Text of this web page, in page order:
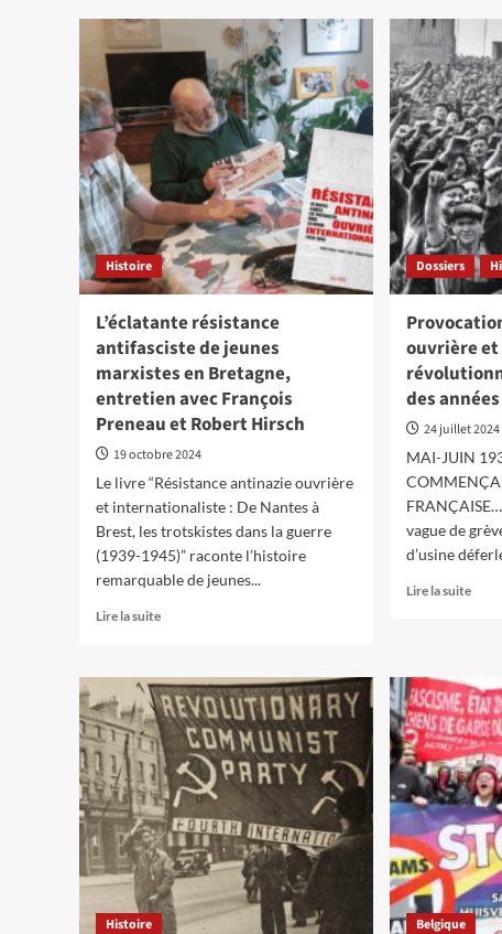
2014…
aller
au
bout
arme
la
et
Histoire
L’éclatante résistance
antifasciste de jeunes
marxistes en Bretagne,
entretien avec François
Preneau et Robert Hirsch
19 octobre 2024
Le livre “Résistance antinazie ouvrière
et internationaliste : De Nantes à
Brest, les trotskistes dans la guerre
(1939-1945)” raconte l’histoire
remarquable de jeunes...
Lire la suiteEn
sur
L’éclatante
résistance
antifasciste
de
jeunes
marxistes
en
Bretagne,
entretien
avec
François
Preneau
Dossiers
ouvrière
des années
24 juillet 2024
MAI-JUIN
vague de
d’usine
Lire la suiteEn
et
dans
la
des
’30
Histoire Belgique